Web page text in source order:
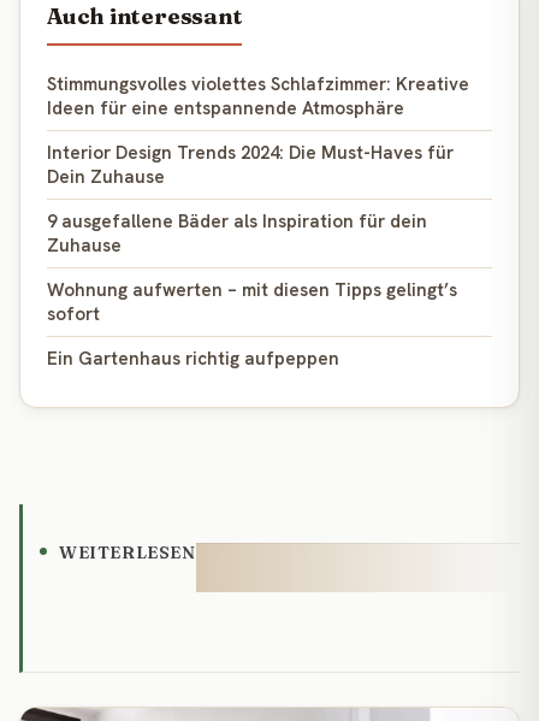
Auch interessant
Stimmungsvolles violettes Schlafzimmer: Kreative
Ideen für eine entspannende Atmosphäre
Interior Design Trends 2024: Die Must-Haves für
Dein Zuhause
9 ausgefallene Bäder als Inspiration für dein
Zuhause
Wohnung aufwerten – mit diesen Tipps gelingt’s
sofort
Ein Gartenhaus richtig aufpeppen
WEITERLESEN